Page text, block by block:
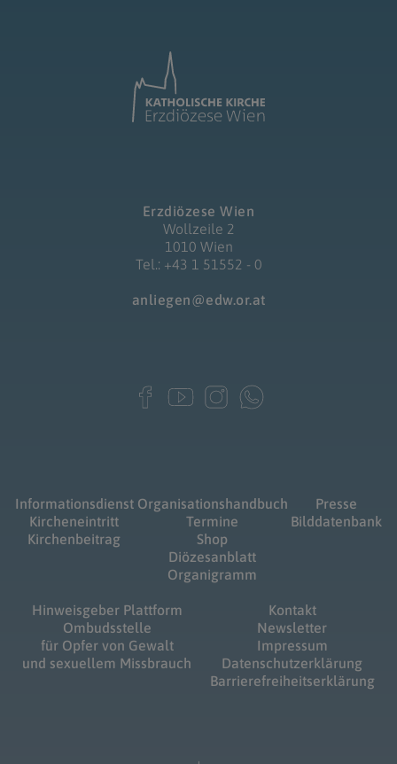
Erzdiözese Wien
Wollzeile 2
1010 Wien
Tel.: +43 1 51552 - 0
anliegen@edw.or.at
Informationsdienst
Kircheneintritt
Kirchenbeitrag
Organisationshandbuch
Termine
Shop
Diözesanblatt
Organigramm
Presse
Bilddatenbank
Hinweisgeber Plattform
Ombudsstelle
für Opfer von Gewalt
und sexuellem Missbrauch
Kontakt
Newsletter
Impressum
Datenschutzerklärung
Barrierefreiheitserklärung